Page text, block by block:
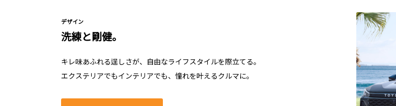
デザイン
洗練と剛健。
キレ味あふれる逞しさが、自由なライフスタイルを際立てる。
エクステリアでもインテリアでも、憧れを叶えるクルマに。